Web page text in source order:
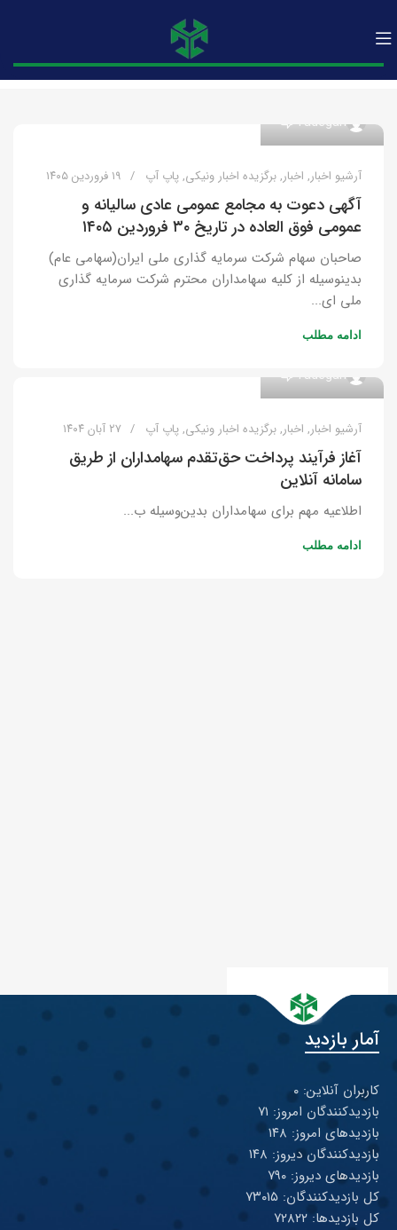
Yadegari
آرشیو اخبار, اخبار,برگزیده اخبار ونیکی,پاپ آپ ۱۹ فروردین ۱۴۰۵
آگهی دعوت به مجامع عمومی عادی سالیانه و
عمومی فوق العاده در تاریخ ۳۰ فروردین ۱۴۰۵
صاحبان سهام شرکت سرمایه گذاری ملی ایران(سهامی عام)
بدینوسیله از کلیه سهامداران محترم شرکت سرمایه گذاری
ملی ای...
ادامه مطلب
Yadegari
آرشیو اخبار, اخبار,برگزیده اخبار ونیکی,پاپ آپ ۲۷ آبان ۱۴۰۴
آغاز فرآیند پرداخت حق‌تقدم سهامداران از طریق
سامانه آنلاین
اطلاعیه مهم برای سهامداران بدین‌وسیله ب...
ادامه مطلب
آمار بازدید
کاربران آنلاین: ۰
بازدیدکنندگان امروز: ۷۱
بازدیدهای امروز: ۱۴۸
بازدیدکنندگان دیروز: ۱۴۸
بازدیدهای دیروز: ۷۹۰
کل بازدیدکنند‌گان: ۷۳۰۱۵
کل بازدیدها: ۷۲۸۲۲